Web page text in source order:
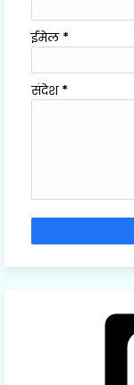
ईमेल *
संदेश *